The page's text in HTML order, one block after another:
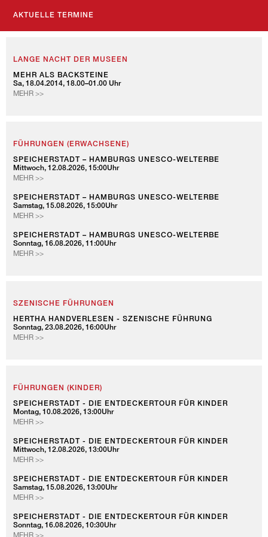
AKTUELLE TERMINE
LANGE NACHT DER MUSEEN
MEHR ALS BACKSTEINE
Sa, 18.04.2014, 18.00–01.00 Uhr
MEHR >>
FÜHRUNGEN (ERWACHSENE)
SPEICHERSTADT – HAMBURGS UNESCO-WELTERBE
Mittwoch, 12.08.2026, 15:00Uhr
MEHR >>SPEICHERSTADT
HAMBURGS
UNESCO-
WELTERBE
SPEICHERSTADT – HAMBURGS UNESCO-WELTERBE
Samstag, 15.08.2026, 15:00Uhr
MEHR >>SPEICHERSTADT
HAMBURGS
UNESCO-
WELTERBE
SPEICHERSTADT – HAMBURGS UNESCO-WELTERBE
Sonntag, 16.08.2026, 11:00Uhr
MEHR >>SPEICHERSTADT
SZENISCHE FÜHRUNGEN
HERTHA HANDVERLESEN - SZENISCHE FÜHRUNG
Sonntag, 23.08.2026, 16:00Uhr
MEHR >>HERTHA
FÜHRUNGEN (KINDER)
SPEICHERSTADT - DIE ENTDECKERTOUR FÜR KINDER
Montag, 10.08.2026, 13:00Uhr
MEHR >>SPEICHERSTADT
DIE
ENTDECKERTOUR
FÜR
SPEICHERSTADT - DIE ENTDECKERTOUR FÜR KINDER
Mittwoch, 12.08.2026, 13:00Uhr
MEHR >>SPEICHERSTADT
DIE
ENTDECKERTOUR
FÜR
SPEICHERSTADT - DIE ENTDECKERTOUR FÜR KINDER
Samstag, 15.08.2026, 13:00Uhr
MEHR >>SPEICHERSTADT
DIE
ENTDECKERTOUR
FÜR
SPEICHERSTADT - DIE ENTDECKERTOUR FÜR KINDER
Sonntag, 16.08.2026, 10:30Uhr
MEHR >>SPEICHERSTADT